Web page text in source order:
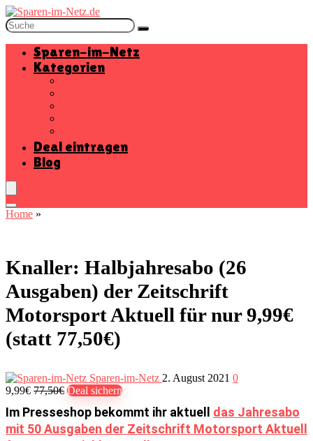
Sparen-im-Netz
Kategorien
Deal eintragen
Blog
Home »
Knaller: Halbjahresabo (26
Ausgaben) der Zeitschrift
Motorsport Aktuell für nur 9,99€
(statt 77,50€)
Sparen-im-Netz 2. August 2021 0
9,99€ 77,50€ Deal sichern
Im Presseshop bekommt ihr aktuell das Jahresabo
mit 50 Ausgaben der Zeitschrift Motorsport Aktuell